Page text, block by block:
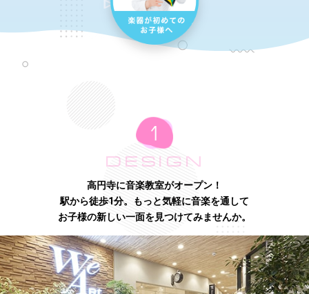
DESIGN
高円寺に音楽教室がオープン！
駅から徒歩1分。もっと気軽に音楽を通して
お子様の新しい一面を見つけてみませんか。